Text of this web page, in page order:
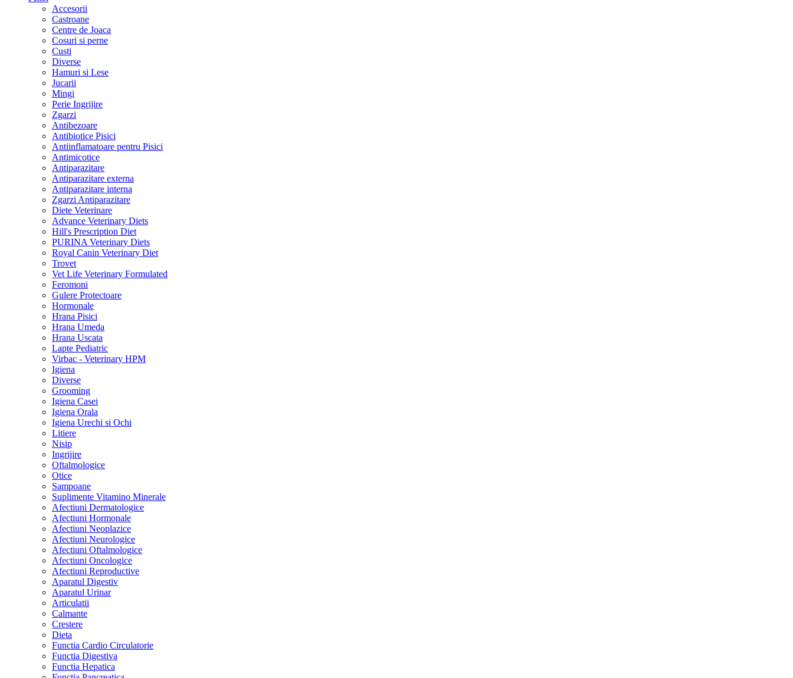
Accesorii
Castroane
Centre de Joaca
Cosuri si perne
Custi
Diverse
Hamuri si Lese
Jucarii
Mingi
Perie Ingrijire
Zgarzi
Antibezoare
Antibiotice Pisici
Antiinflamatoare pentru Pisici
Antimicotice
Antiparazitare
Antiparazitare externa
Antiparazitare interna
Zgarzi Antiparazitare
Diete Veterinare
Advance Veterinary Diets
Hill's Prescription Diet
PURINA Veterinary Diets
Royal Canin Veterinary Diet
Trovet
Vet Life Veterinary Formulated
Feromoni
Gulere Protectoare
Hormonale
Hrana Pisici
Hrana Umeda
Hrana Uscata
Lapte Pediatric
Virbac - Veterinary HPM
Igiena
Diverse
Grooming
Igiena Casei
Igiena Orala
Igiena Urechi si Ochi
Litiere
Nisip
Ingrijire
Oftalmologice
Otice
Sampoane
Suplimente Vitamino Minerale
Afectiuni Dermatologice
Afectiuni Hormonale
Afectiuni Neoplazice
Afectiuni Neurologice
Afectiuni Oftalmologice
Afectiuni Oncologice
Afectiuni Reproductive
Aparatul Digestiv
Aparatul Urinar
Articulatii
Calmante
Crestere
Dieta
Functia Cardio Circulatorie
Functia Digestiva
Functia Hepatica